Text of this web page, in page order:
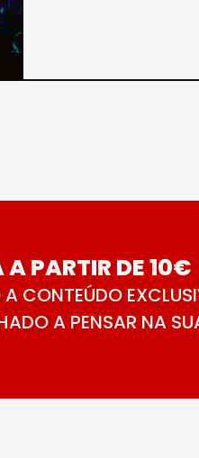
A PARTIR DE 10€
CONTEÚDO
A PENSAR NA